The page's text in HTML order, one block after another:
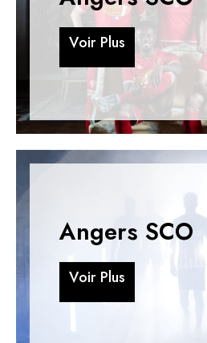
Voir Plus
Voir Plus
Angers SCO
Voir Plus
Voir Plus